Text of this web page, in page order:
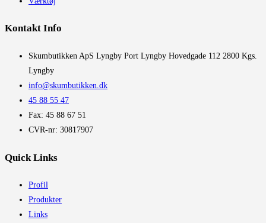
Kontakt Info
​Skumbutikken ApS Lyngby Port Lyngby Hovedgade 112 2800 Kgs.
Lyngby
info@skumbutikken.dk
45 88 55 47
Fax: 45 88 67 51
CVR-nr: 30817907
Quick Links
Profil
Produkter
Links